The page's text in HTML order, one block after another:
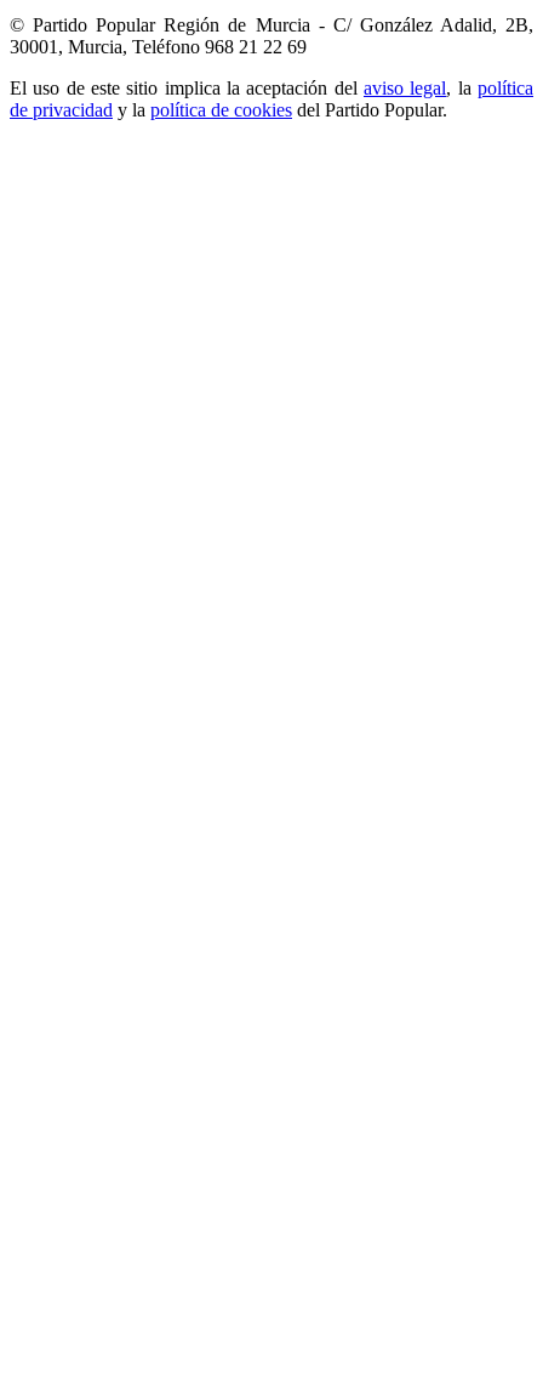
© Partido Popular Región de Murcia - C/ González Adalid, 2B,
30001, Murcia, Teléfono 968 21 22 69
El uso de este sitio implica la aceptación del aviso legal, lapolítica
de privacidad y la política de cookies del Partido Popular.